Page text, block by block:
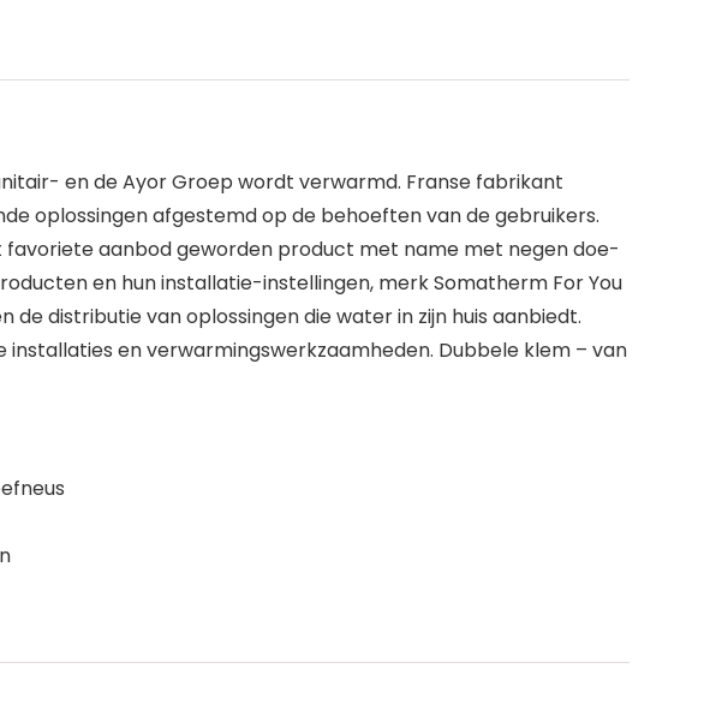
en de Ayor Groep wordt verwarmd. Franse fabrikant
oplossingen afgestemd op de behoeften van de gebruikers.
aanbod geworden product met name met negen doe-
en hun installatie-instellingen, merk Somatherm For You
distributie van oplossingen die water in zijn huis aanbiedt.
en verwarmingswerkzaamheden. Dubbele klem – van